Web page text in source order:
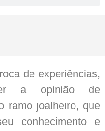
de experiências,
a opinião de
ramo joalheiro, que
conhecimento e